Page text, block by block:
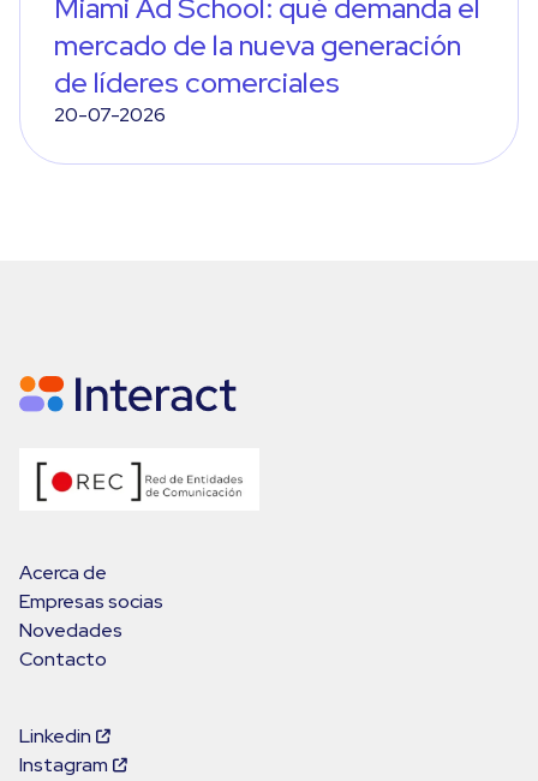
Miami Ad School: qué demanda el
mercado de la nueva generación
de líderes comerciales
20-07-2026
Acerca de
Empresas socias
Novedades
Contacto
Linkedin
Instagram